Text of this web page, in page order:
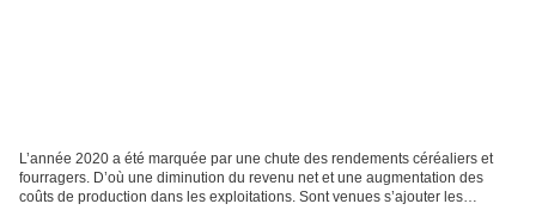
L’année 2020 a été marquée par une chute des rendements céréaliers et
fourragers. D’où une diminution du revenu net et une augmentation des
coûts de production dans les exploitations. Sont venues s’ajouter les